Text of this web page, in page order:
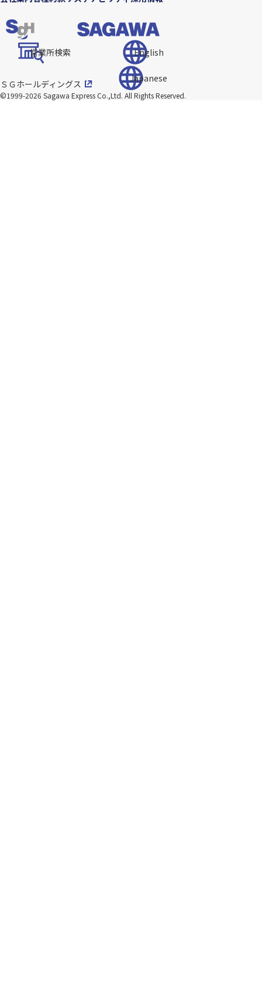
営業所検索 English
Japanese
ＳＧホールディングス
©1999-2026 Sagawa Express Co.,Ltd. All Rights Reserved.